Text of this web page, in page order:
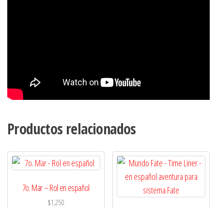
Productos relacionados
7o. Mar – Rol en español
$1,250